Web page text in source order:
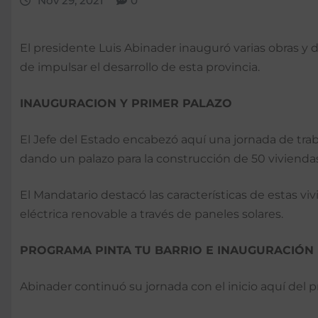
El presidente Luis Abinader inauguró varias obras
de impulsar el desarrollo de esta provincia.
INAUGURACION Y PRIMER PALAZO
El Jefe del Estado encabezó aquí una jornada de
dando un palazo para la construcción de 50
El Mandatario destacó las características de estas
eléctrica renovable a través de paneles solares.
PROGRAMA PINTA TU BARRIO E INAUGURACIÓN
Abinader continuó su jornada con el inicio aquí del